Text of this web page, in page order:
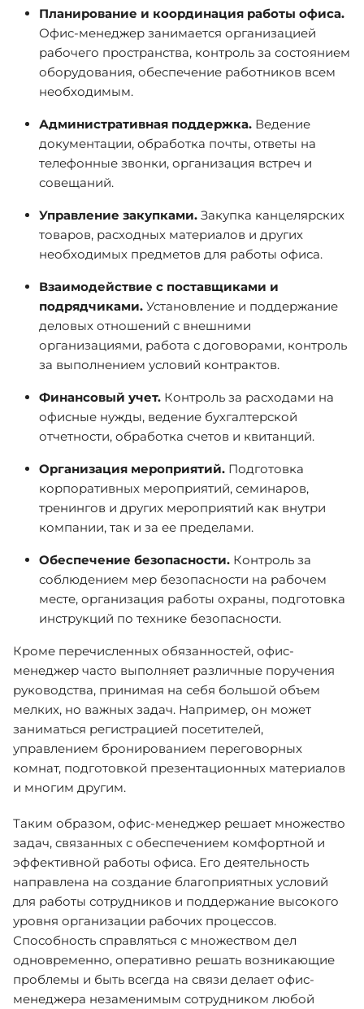
Планирование и координация работы офиса.
Офис-менеджер занимается организацией
рабочего пространства, контроль за состоянием
оборудования, обеспечение работников всем
необходимым.
Административная поддержка. Ведение
документации, обработка почты, ответы на
телефонные звонки, организация встреч и
совещаний.
Управление закупками. Закупка канцелярских
товаров, расходных материалов и других
необходимых предметов для работы офиса.
Взаимодействие с поставщиками и
подрядчиками. Установление и поддержание
деловых отношений с внешними
организациями, работа с договорами, контроль
за выполнением условий контрактов.
Финансовый учет. Контроль за расходами на
офисные нужды, ведение бухгалтерской
отчетности, обработка счетов и квитанций.
Организация мероприятий. Подготовка
корпоративных мероприятий, семинаров,
тренингов и других мероприятий как внутри
компании, так и за ее пределами.
Обеспечение безопасности. Контроль за
соблюдением мер безопасности на рабочем
месте, организация работы охраны, подготовка
инструкций по технике безопасности.
Кроме перечисленных обязанностей, офис-
менеджер часто выполняет различные поручения
руководства, принимая на себя большой объем
мелких, но важных задач. Например, он может
заниматься регистрацией посетителей,
управлением бронированием переговорных
комнат, подготовкой презентационных материалов
и многим другим.
Таким образом, офис-менеджер решает множество
задач, связанных с обеспечением комфортной и
эффективной работы офиса. Его деятельность
направлена на создание благоприятных условий
для работы сотрудников и поддержание высокого
уровня организации рабочих процессов.
Способность справляться с множеством дел
одновременно, оперативно решать возникающие
проблемы и быть всегда на связи делает офис-
менеджера незаменимым сотрудником любой